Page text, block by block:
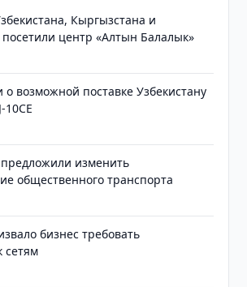
Кыргызстана и
центр «Алтын Балалык»
возможной поставке Узбекистану
10CE
предложили изменить
общественного транспорта
бизнес требовать
сетям